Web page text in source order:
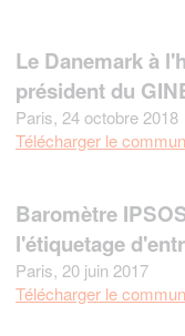
Le Danemark à
président du
Paris, 24 octobre 2018
Télécharger le
Baromètre
l'étiquetage
Paris, 20 juin 2017
Télécharger le